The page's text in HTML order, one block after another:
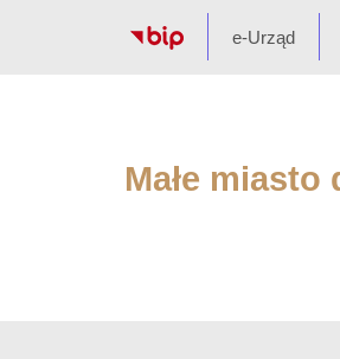
e-Urząd
Małe